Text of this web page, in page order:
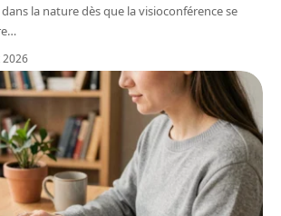
la nature dès que la visioconférence se
…
2026